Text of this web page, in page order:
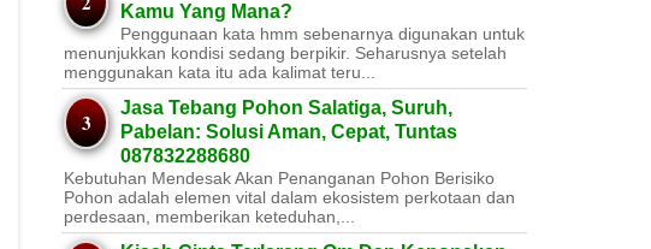
Kamu Yang Mana?
Penggunaan kata hmm sebenarnya digunakan untuk
menunjukkan kondisi sedang berpikir. Seharusnya setelah
menggunakan kata itu ada kalimat teru...
Jasa Tebang Pohon Salatiga, Suruh,
Pabelan: Solusi Aman, Cepat, Tuntas
087832288680
Kebutuhan Mendesak Akan Penanganan Pohon Berisiko ​
Pohon adalah elemen vital dalam ekosistem perkotaan dan
perdesaan, memberikan keteduhan,...